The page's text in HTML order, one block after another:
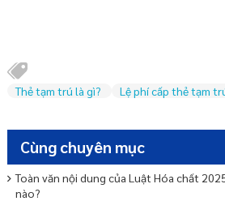
Thẻ tạm trú là gì? Lệ phí cấp thẻ tạm
Cùng chuyên mục
Toàn văn nội dung của Luật Hóa chất
nào?